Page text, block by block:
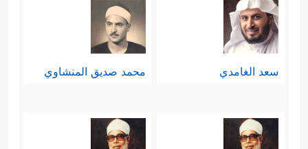
سعد الغامدي محمد صديق المنشاوي